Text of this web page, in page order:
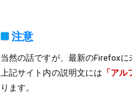
注意
当然の話ですが、最新のFirefoxに
上記サイト内の説明文には 「ア
ります。